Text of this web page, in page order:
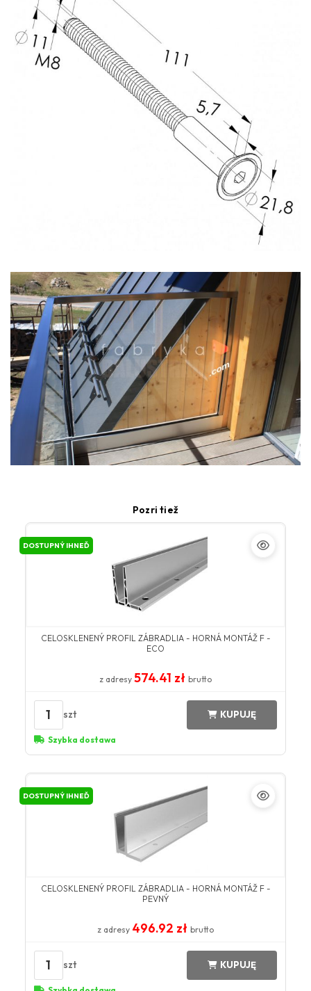
Pozri tiež
DOSTUPNÝ IHNEĎ
CELOSKLENENÝ PROFIL ZÁBRADLIA - HORNÁ MONTÁŽ F -
ECO
z adresy 574.41 zł brutto
1 szt KUPUJĘ
Szybka dostawa
DOSTUPNÝ IHNEĎ
CELOSKLENENÝ PROFIL ZÁBRADLIA - HORNÁ MONTÁŽ F -
PEVNÝ
z adresy 496.92 zł brutto
1 szt KUPUJĘ